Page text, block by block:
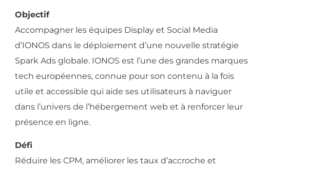
Objectif
Accompagner les équipes Display et Social Media
d’IONOS dans le déploiement d’une nouvelle stratégie
Spark Ads globale. IONOS est l’une des grandes marques
tech européennes, connue pour son contenu à la fois
utile et accessible qui aide ses utilisateurs à naviguer
dans l’univers de l’hébergement web et à renforcer leur
présence en ligne.
Défi
Réduire les CPM, améliorer les taux d’accroche et